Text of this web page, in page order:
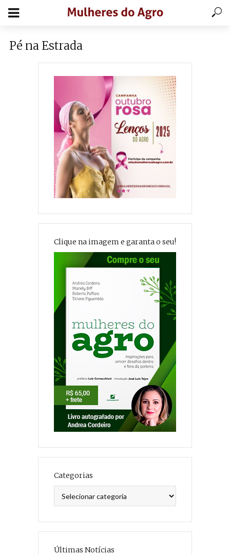
Pé na Estrada
Clique na imagem e garanta o seu!
Categorias
Últimas Notícias